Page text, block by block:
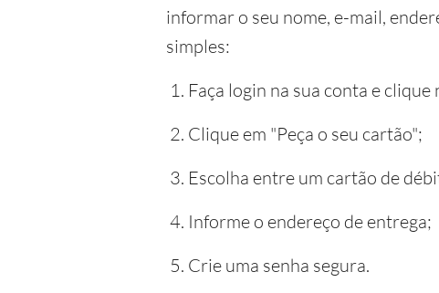
informar o seu nome, e-mail,
simples:
Faça login na sua conta e
Clique em "Peça o seu cartão";
Escolha entre um cartão de
Informe o endereço de entrega;
Crie uma senha segura.